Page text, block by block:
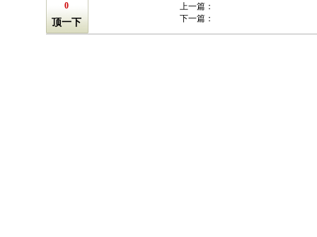
0
顶一下
上一篇：
下一篇：